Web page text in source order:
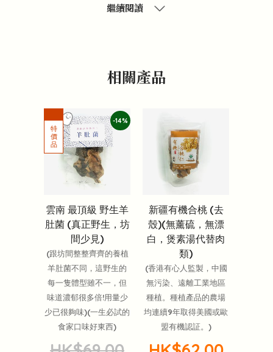
繼續閱讀
相關產品
-14%
雲南 最頂級 野生羊
肚菌 (真正野生，坊
間少見)
(跟坊間整整齊齊的養植
羊肚菌不同，這野生的
每一隻體型雖不一，但
味道濃郁很多倍!用量少
少已很夠味)(一生必試的
食家口味好東西)
新疆有機合桃 (去
殼)(無薰硫，無漂
白，煲素湯代替肉
類)
(香港有心人監製，中國
無污染、遠離工業地區
種植。種植產品的農場
均連續9年取得美國或歐
盟有機認証。)